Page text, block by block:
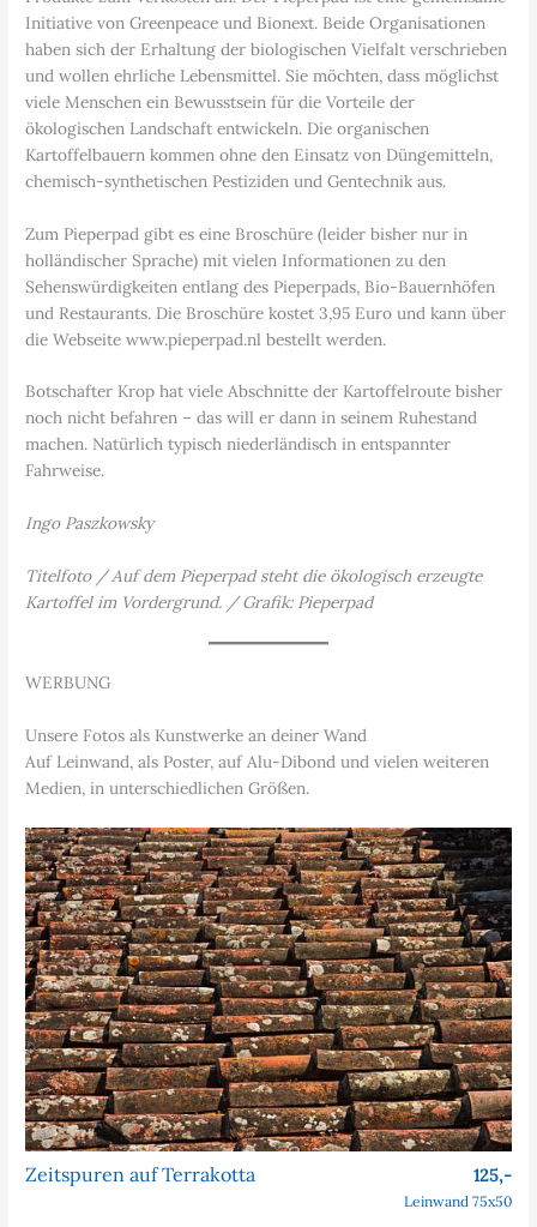
Initiative von Greenpeace und Bionext. Beide Organisationen
haben sich der Erhaltung der biologischen Vielfalt verschrieben
und wollen ehrliche Lebensmittel. Sie möchten, dass möglichst
viele Menschen ein Bewusstsein für die Vorteile der
ökologischen Landschaft entwickeln. Die organischen
Kartoffelbauern kommen ohne den Einsatz von Düngemitteln,
chemisch-synthetischen Pestiziden und Gentechnik aus.
Zum Pieperpad gibt es eine Broschüre (leider bisher nur in
holländischer Sprache) mit vielen Informationen zu den
Sehenswürdigkeiten entlang des Pieperpads, Bio-Bauernhöfen
und Restaurants. Die Broschüre kostet 3,95 Euro und kann über
die Webseite www.pieperpad.nl bestellt werden.
Botschafter Krop hat viele Abschnitte der Kartoffelroute bisher
noch nicht befahren – das will er dann in seinem Ruhestand
machen. Natürlich typisch niederländisch in entspannter
Fahrweise.
Ingo Paszkowsky
Titelfoto / Auf dem Pieperpad steht die ökologisch erzeugte
Kartoffel im Vordergrund. / Grafik: Pieperpad
WERBUNG
Unsere Fotos als Kunstwerke an deiner Wand
Auf Leinwand, als Poster, auf Alu-Dibond und vielen weiteren
Medien, in unterschiedlichen Größen.
Zeitspuren auf Terrakotta 125,-
Leinwand 75x50